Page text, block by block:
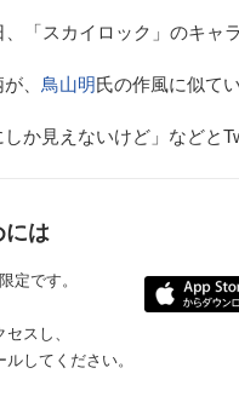
「スカイロック」のキャ
、 鳥山明氏の作風に似て
しか見えないけど」などと
には
定です。
スし、
してください。